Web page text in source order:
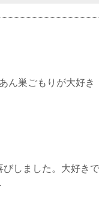
ん巣ごもりが大好き
しました。大好きで